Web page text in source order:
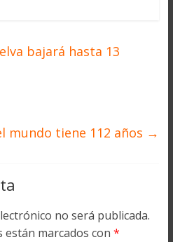
bajará hasta 13
mundo tiene 112 años →
no será publicada.
marcados con *